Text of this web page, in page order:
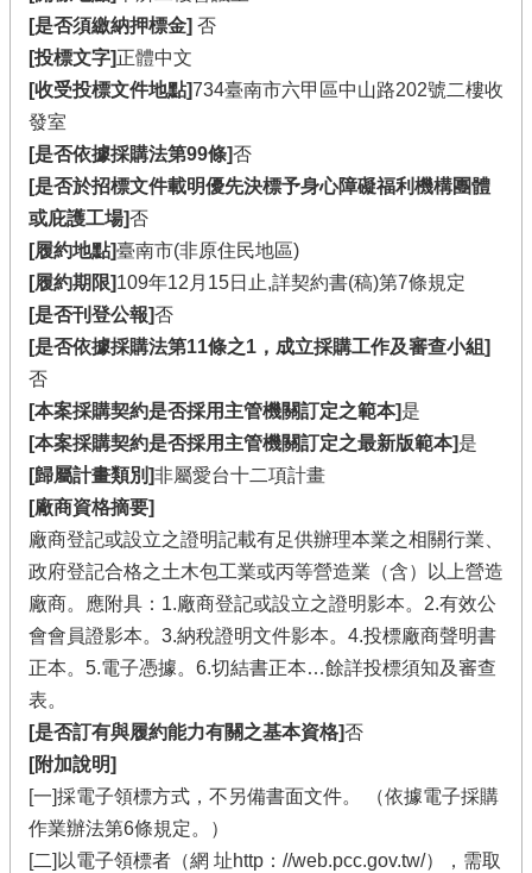
[是否須繳納押標金] 否
[投標文字]正體中文
[收受投標文件地點]734臺南市六甲區中山路202號二樓收
發室
[是否依據採購法第99條]否
[是否於招標文件載明優先決標予身心障礙福利機構團體
或庇護工場]否
[履約地點]臺南市(非原住民地區)
[履約期限]109年12月15日止,詳契約書(稿)第7條規定
[是否刊登公報]否
[是否依據採購法第11條之1，成立採購工作及審查小組]
否
[本案採購契約是否採用主管機關訂定之範本]是
[本案採購契約是否採用主管機關訂定之最新版範本]是
[歸屬計畫類別]非屬愛台十二項計畫
[廠商資格摘要]
廠商登記或設立之證明記載有足供辦理本業之相關行業、
政府登記合格之土木包工業或丙等營造業（含）以上營造
廠商。應附具：1.廠商登記或設立之證明影本。2.有效公
會會員證影本。3.納稅證明文件影本。4.投標廠商聲明書
正本。5.電子憑據。6.切結書正本…餘詳投標須知及審查
表。
[是否訂有與履約能力有關之基本資格]否
[附加說明]
[一]採電子領標方式，不另備書面文件。 （依據電子採購
作業辦法第6條規定。）
[二]以電子領標者（網 址http：//web.pcc.gov.tw/），需取